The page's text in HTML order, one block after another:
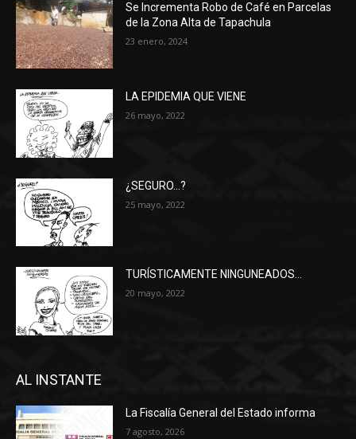
Se Incrementa Robo de Café en Parcelas
de la Zona Alta de Tapachula
23 enero, 2024
LA EPIDEMIA QUE VIENE
26 mayo, 2022
¿SEGURO…?
25 mayo, 2022
TURÍSTICAMENTE NINGUNEADOS…
20 mayo, 2022
AL INSTANTE
La Fiscalía General del Estado informa
7 agosto, 2026